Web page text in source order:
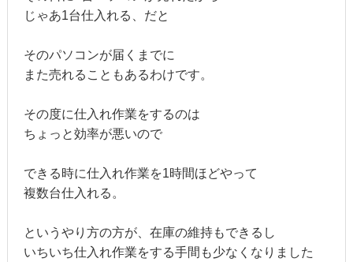
じゃあ1台仕入れる、だと
そのパソコンが届くまでに
また売れることもあるわけです。
その度に仕入れ作業をするのは
ちょっと効率が悪いので
できる時に仕入れ作業を1時間ほどやって
複数台仕入れる。
というやり方の方が、在庫の維持もできるし
いちいち仕入れ作業をする手間も少なくなりました